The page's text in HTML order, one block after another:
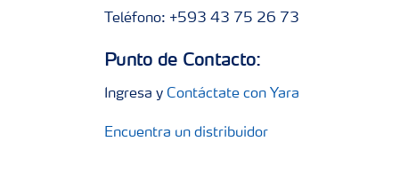
Teléfono: +593 43 75 26 73
Punto de Contacto:
Ingresa y Contáctate con Yara
Encuentra un distribuidor